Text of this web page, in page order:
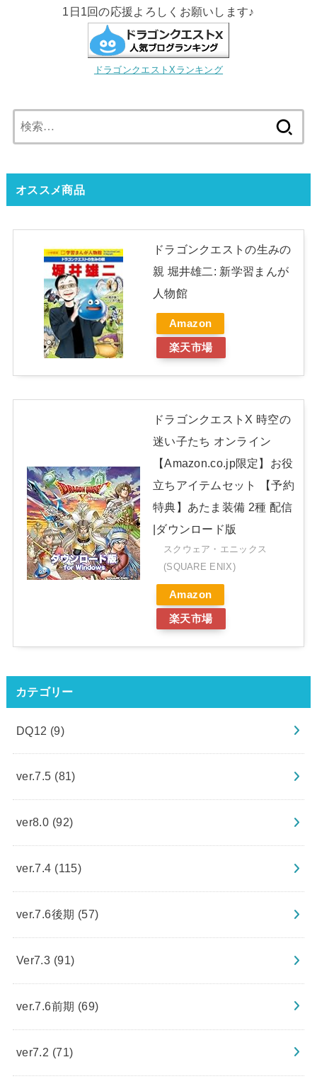
1日1回の応援よろしくお願いします♪
ドラゴンクエストXランキング
索:
オススメ商品
ドラゴンクエストの生みの
親 堀井雄二: 新学習まんが
人物館
Amazon
楽天市場
ドラゴンクエストX 時空の
迷い子たち オンライン
【Amazon.co.jp限定】お役
立ちアイテムセット 【予約
特典】あたま装備 2種 配信
|ダウンロード版
スクウェア・エニックス
(SQUARE ENIX)
Amazon
楽天市場
カテゴリー
DQ12 (9)
ver.7.5 (81)
ver8.0 (92)
ver.7.4 (115)
ver.7.6後期 (57)
Ver7.3 (91)
ver.7.6前期 (69)
ver7.2 (71)